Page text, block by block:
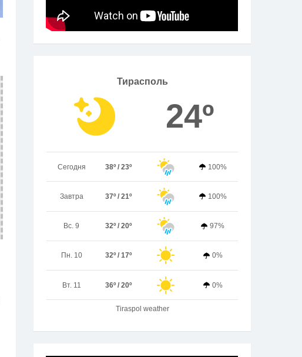
Тирасполь
24º
Сегодня 38º / 23º 100%
Завтра 37º / 21º 100%
Вс. 9 32º / 20º 97%
Пн. 10 32º / 17º 0%
Вт. 11 36º / 20º 0%
Tiraspol weather